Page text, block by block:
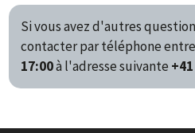
Si vous avez d'autres
contacter par téléphone entre
17:00à l'adresse suivante